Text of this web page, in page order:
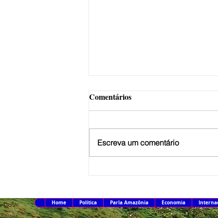
Copa do Brasil pode reunir
de final
Comentários
Escreva um comentário
Home Política Parla Amazônia Economia